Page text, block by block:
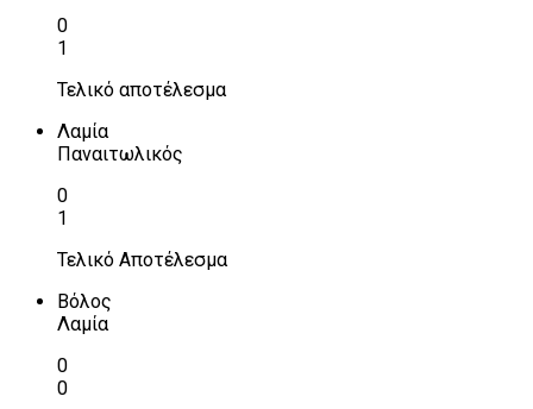
0
1
Τελικό αποτέλεσμα
Λαμία
Παναιτωλικός
0
1
Τελικό Αποτέλεσμα
Βόλος
Λαμία
0
0